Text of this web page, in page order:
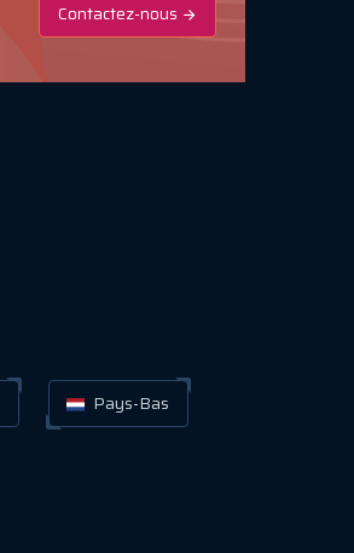
Contactez-nous
Pays-Bas